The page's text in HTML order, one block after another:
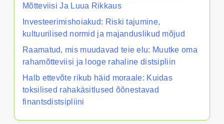
Mõtteviisi Ja Luua Rikkaus
Investeerimishoiakud: Riski tajumine,
kultuurilised normid ja majanduslikud mõjud
Raamatud, mis muudavad teie elu: Muutke oma
rahamõtteviisi ja looge rahaline distsipliin
Halb ettevõte rikub häid moraale: Kuidas
toksilised rahakäsitlused õõnestavad
finantsdistsipliini